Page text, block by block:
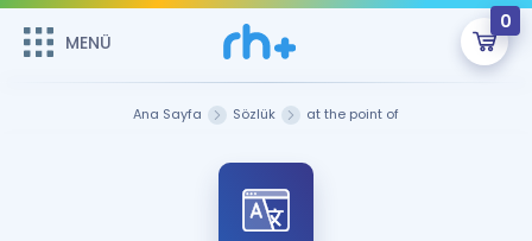
MENÜ
0
Sepetin Şu An Boş.
Remzi Hoca ile seni sınava hazırlayacak onlarca eğitim seni
MENÜ
Ana Sayfa Sözlük at the point of